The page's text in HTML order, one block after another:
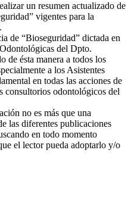
un resumen actualizado de
vigentes para la
de “Bioseguridad” dictada en
del Dpto.
de ésta manera a todos los
a los Asistentes
en todas las acciones de
consultorios odontológicos del
no es más que una
las diferentes publicaciones
en todo momento
el lector pueda adoptarlo y/o